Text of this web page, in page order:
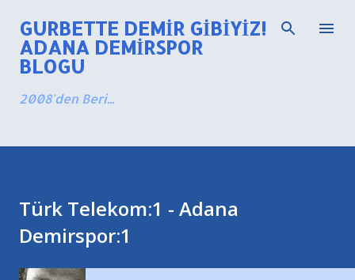
Ana içeriğe atla
GURBETTE DEMIR GIBIYIZ!
ADANA DEMIRSPOR
BLOGU
2008'den Beri...
Türk Telekom:1 - Adana
Demirspor:1